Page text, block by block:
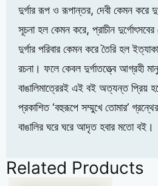
দুর্গার রূপ ও রূপান্তর, দেবী কেমন করে
সূচনা হল কেমন করে, প্রাচীন দুর্গোৎসবের
দুর্গার পরিবার কেমন করে তৈরি হল
রচনা। ফলে কেবল দুর্গাতত্ত্বে আগ্রহী
বাঙালিমাত্রেরই এই বই অত্যন্ত প্রিয়
প্রকাশিত ‘বহুরূপে সম্মুখে তোমার’
বাঙালির ঘরে ঘরে আদৃত হবার মতো বই।
Related Products